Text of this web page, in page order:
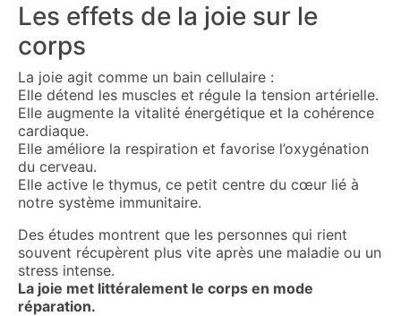
Les effets de la joie sur le
corps
La joie agit comme un bain cellulaire :
Elle détend les muscles et régule la tension artérielle.
Elle augmente la vitalité énergétique et la cohérence
cardiaque.
Elle améliore la respiration et favorise l’oxygénation
du cerveau.
Elle active le thymus, ce petit centre du cœur lié à
notre système immunitaire.
Des études montrent que les personnes qui rient
souvent récupèrent plus vite après une maladie ou un
stress intense.
La joie met littéralement le corps en mode
réparation.